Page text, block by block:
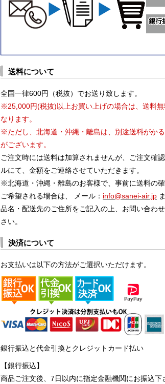
送料について
全国一律600円（税抜）でお送り致します。
※25,000円(税抜)以上お買い上げの場合は、送料無
なります。
※ただし、北海道・沖縄・離島は、別途送料がか
がございます。
ご注文時には送料は加算されませんが、ご注文確
ルにて、金額をご連絡させていただきます。
※北海道・沖縄・離島のお客様で、事前に送料の
ご希望される場合は、 メール： info@sanei-air.jp
品名・配送先のご住所をご記入の上、お問い合わ
さい。
決済について
お支払いは以下の方法がご選択いただけます。
銀行振込と代金引換とクレジットカード払い
【銀行振込】
商品ご注文後、7日以内に指定金融機関にお振込下